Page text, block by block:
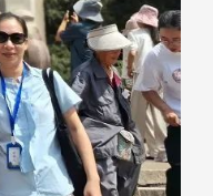
友会召开115年年中
许宗由当选116年
获授权承办下届世界
会